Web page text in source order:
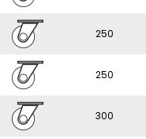
250
250
300